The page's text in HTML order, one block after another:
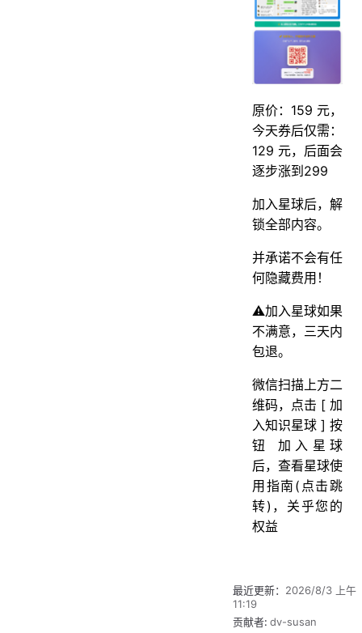
原价：159 元，
今天券后仅需：
129 元，后面会
逐步涨到299
加入星球后，解
锁全部内容。
并承诺不会有任
何隐藏费用！
⚠️加入星球如果
不满意，三天内
包退。
微信扫描上方二
维码，点击 [ 加
入知识星球 ] 按
钮 加入星球
后，查看星球使
用指南(点击跳
转)，关乎您的
权益
最近更新： 2026/8/3 上午
11:19
贡献者: dv-susan